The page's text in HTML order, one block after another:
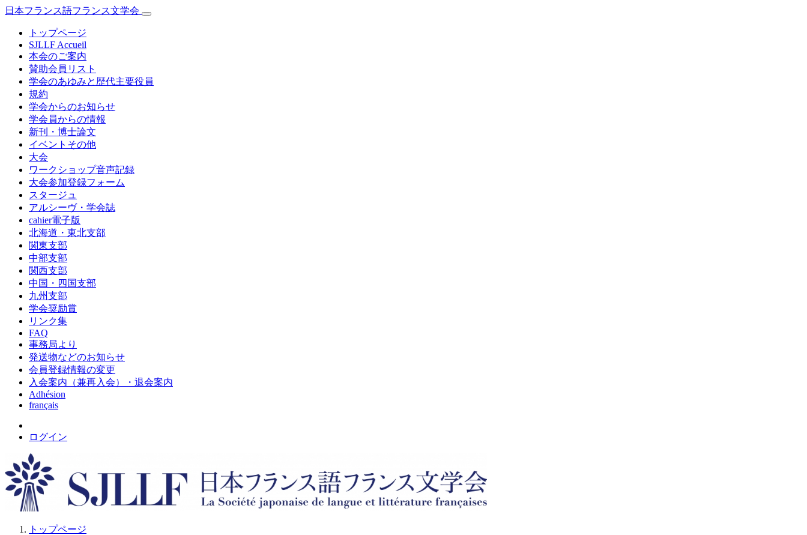
日本フランス語フランス文学会
トップページ
SJLLF Accueil
本会のご案内
賛助会員リスト
学会のあゆみと歴代主要役員
規約
学会からのお知らせ
学会員からの情報
新刊・博士論文
イベントその他
大会
ワークショップ音声記録
大会参加登録フォーム
スタージュ
アルシーヴ・学会誌
cahier電子版
北海道・東北支部
関東支部
中部支部
関西支部
中国・四国支部
九州支部
学会奨励賞
リンク集
FAQ
事務局より
発送物などのお知らせ
会員登録情報の変更
入会案内（兼再入会）・退会案内
Adhésion
français
ログイン
トップページ